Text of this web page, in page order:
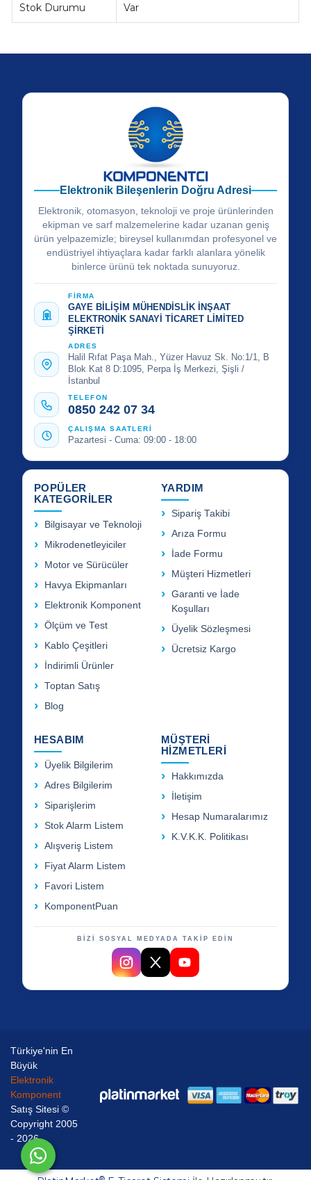
Stok Durumu Var
Elektronik Bileşenlerin Doğru Adresi
Elektronik, otomasyon, teknoloji ve proje ürünlerinden
ekipman ve sarf malzemelerine kadar uzanan geniş
ürün yelpazemizle; bireysel kullanımdan profesyonel ve
endüstriyel ihtiyaçlara kadar farklı alanlara yönelik
binlerce ürünü tek noktada sunuyoruz.
FİRMA
GAYE BİLİŞİM MÜHENDİSLİK İNŞAAT
ELEKTRONİK SANAYİ TİCARET LİMİTED
ŞİRKETİ
ADRES
Halil Rıfat Paşa Mah., Yüzer Havuz Sk. No:1/1, B
Blok Kat 8 D:1095, Perpa İş Merkezi, Şişli /
İstanbul
TELEFON
0850 242 07 34
ÇALIŞMA SAATLERİ
Pazartesi - Cuma: 09:00 - 18:00
POPÜLER
KATEGORİLER
Bilgisayar ve Teknoloji
Mikrodenetleyiciler
Motor ve Sürücüler
Havya Ekipmanları
Elektronik Komponent
Ölçüm ve Test
Kablo Çeşitleri
İndirimli Ürünler
Toptan Satış
Blog
YARDIM
Sipariş Takibi
Arıza Formu
İade Formu
Müşteri Hizmetleri
Garanti ve İade
Koşulları
Üyelik Sözleşmesi
Ücretsiz Kargo
HESABIM
Üyelik Bilgilerim
Adres Bilgilerim
Siparişlerim
Stok Alarm Listem
Alışveriş Listem
Fiyat Alarm Listem
Favori Listem
KomponentPuan
MÜŞTERİ
HİZMETLERİ
Hakkımızda
İletişim
Hesap Numaralarımız
K.V.K.K. Politikası
BİZİ SOSYAL MEDYADA TAKİP EDİN
Türkiye'nin En
Büyük
Elektronik
Komponent
Satış Sitesi ©
Copyright 2005
- 2026